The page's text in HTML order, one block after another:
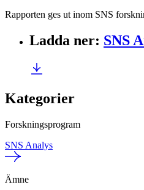
Rapporten ges ut inom SNS
Ladda ner: SNS
Kategorier
Forskningsprogram
SNS Analys
Ämne